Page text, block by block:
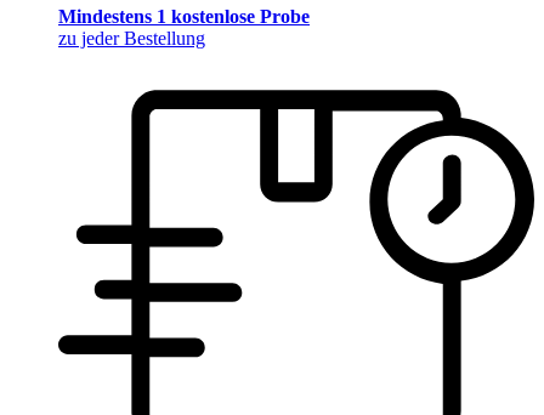
Mindestens 1 kostenlose Probe
zu jeder Bestellung